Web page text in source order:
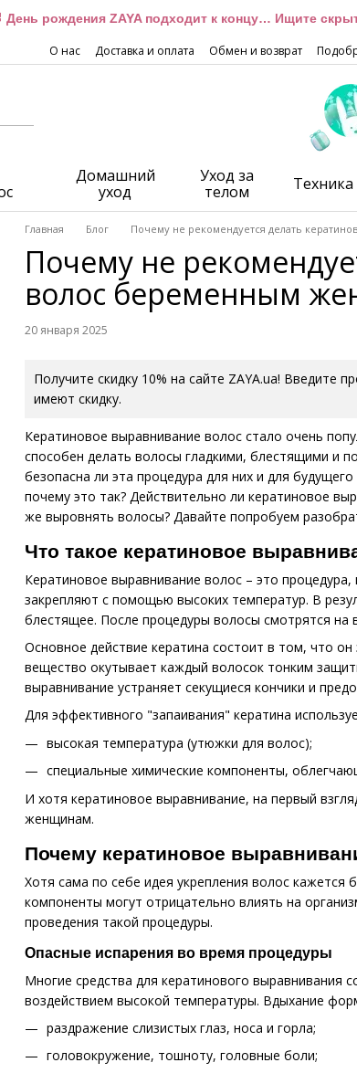
День рождения ZAYA подходит к концу… Ищите
О нас Доставка и оплата Обмен и возврат
Домашний
уход
Уход за
телом
Техника
Главная Блог Почему не рекомендуется делать
Почему не
волос беременным
20 января 2025
Получите скидку 10% на сайте ZAYA.ua! Введите
имеют скидку.
Кератиновое выравнивание волос стало очень
способен делать волосы гладкими, блестящими и
безопасна ли эта процедура для них и для
почему это так? Действительно ли кератиновое
же выровнять волосы? Давайте попробуем
Что такое кератиновое
Кератиновое выравнивание волос – это
закрепляют с помощью высоких температур. В
блестящее. После процедуры волосы смотрятся на
Основное действие кератина состоит в том, что
вещество окутывает каждый волосок тонким
выравнивание устраняет секущиеся кончики и
Для эффективного "запаивания" кератина
высокая температура (утюжки для волос);
специальные химические компоненты,
И хотя кератиновое выравнивание, на первый
женщинам.
Почему кератиновое
Хотя сама по себе идея укрепления волос кажется
компоненты могут отрицательно влиять на
проведения такой процедуры.
Опасные испарения во время процедуры
Многие средства для кератинового выравнивания
воздействием высокой температуры. Вдыхание
раздражение слизистых глаз, носа и горла;
головокружение, тошноту, головные боли;